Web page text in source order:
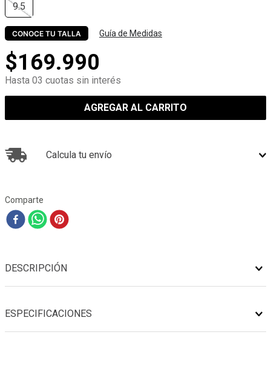
9.5
CONOCE TU TALLA Guía de Medidas
$169.990
Hasta 03 cuotas sin interés
AGREGAR AL CARRITO
Calcula tu envío
Comparte
DESCRIPCIÓN
ESPECIFICACIONES